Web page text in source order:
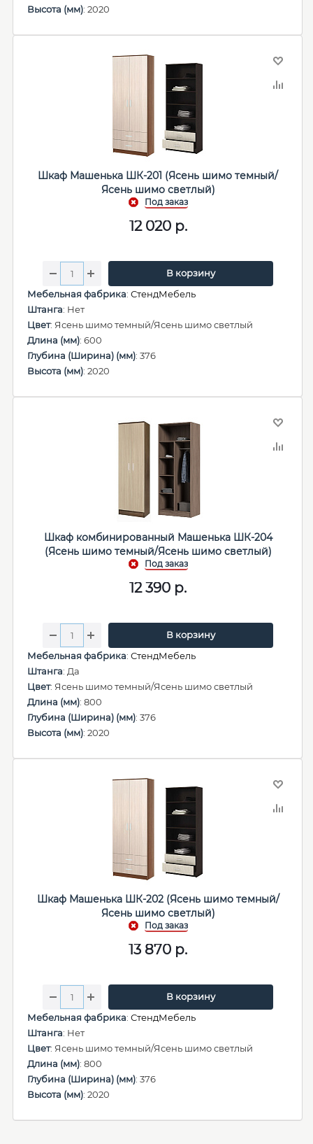
Высота (мм): 2020
Шкаф Машенька ШК-201 (Ясень шимо темный/
Ясень шимо светлый)
12 020р.
В корзину
Мебельная фабрика: СтендМебель
Штанга: Нет
Цвет: Ясень шимо темный/Ясень шимо светлый
Длина (мм): 600
Глубина (Ширина) (мм): 376
Высота (мм): 2020
Шкаф комбинированный Машенька ШК-204
(Ясень шимо темный/Ясень шимо светлый)
12 390 р.
В корзину
Мебельная фабрика: СтендМебель
Штанга: Да
Цвет: Ясень шимо темный/Ясень шимо светлый
Длина (мм): 800
Глубина (Ширина) (мм): 376
Высота (мм): 2020
Шкаф Машенька ШК-202 (Ясень шимо темный/
Ясень шимо светлый)
13 870 р.
В корзину
Мебельная фабрика: СтендМебель
Штанга: Нет
Цвет: Ясень шимо темный/Ясень шимо светлый
Длина (мм): 800
Глубина (Ширина) (мм): 376
Высота (мм): 2020